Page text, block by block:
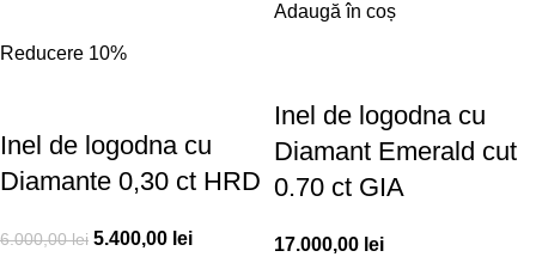
Adaugă în coș
Reducere 10%
Inel de logodna cu
Diamante 0,30 ct HRD
6.000,00lei 5.400,00 lei
Inel de logodna cu
Diamant Emerald cut
0.70 ct GIA
17.000,00 lei